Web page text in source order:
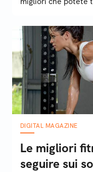
DIGITAL MAGAZINE
Le migliori
seguire sui